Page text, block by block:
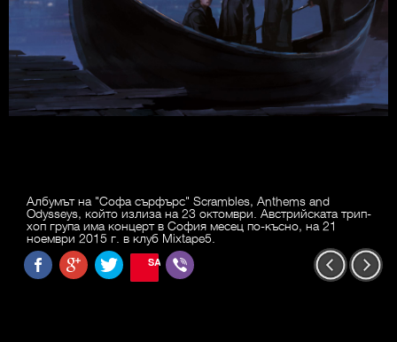
Албумът на "Софа сърфърс" Scrambles, Anthems and
Odysseys, който излиза на 23 октомври. Австрийската трип-
хоп група има концерт в София месец по-късно, на 21
ноември 2015 г. в клуб Mixtape5.
SAVE